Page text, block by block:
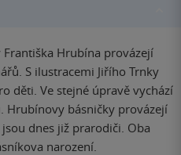
Hrubína provázejí
S ilustracemi Jiřího Trnky
děti. Ve stejné úpravě vychází
Hrubínovy básničky provázejí
dnes již prarodiči. Oba
narození.